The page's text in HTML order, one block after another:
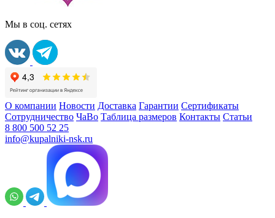
Мы в соц. сетях
О компании Новости Доставка Гарантии Сертификаты
Сотрудничество ЧаВо Таблица размеров Контакты Статьи
8 800 500 52 25
info@kupalniki-nsk.ru